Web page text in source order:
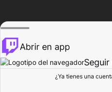
Explorar
Abrir en app
¿Ya tienes una